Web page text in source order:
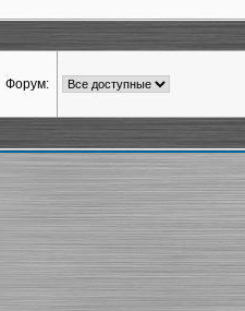
Форум: